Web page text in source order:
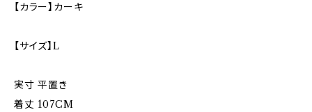
【カラー】カーキ
【サイズ】L
実寸 平置き
着丈 107CM